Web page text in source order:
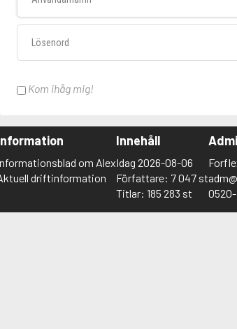
Kom ihåg mig!
om Alex
driftinformation
Innehåll
Idag 2026-08-06
Författare: 7 047 st
Titlar: 185 283 st
0520-